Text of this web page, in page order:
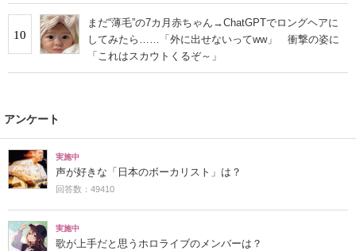
10
まだ“薄毛”の7カ月赤ちゃん→ChatGPTでロングヘアに
してみたら……「外に出せないってww」 衝撃の姿に
「これはスカウトくるぞ～」
アンケート
実施中
声が好きな「日本のボーカリスト」は？
回答数：49410
実施中
歌が上手だと思うホロライブのメンバーは？